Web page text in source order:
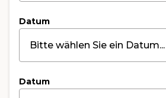
Datum
Datum